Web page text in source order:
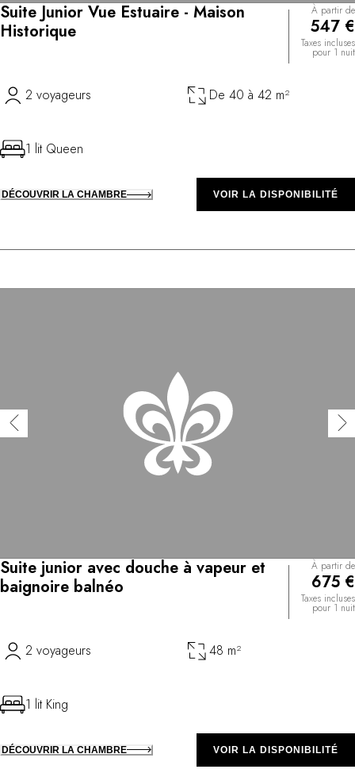
Suite Junior Vue Estuaire - Maison
Historique
À partir de
547 €
Taxes incluses
pour 1 nuit
2 voyageurs De 40 à 42 m²
1 lit Queen
DÉCOUVRIR LA CHAMBRE VOIR LA DISPONIBILITÉ
Suite junior avec douche à vapeur et
baignoire balnéo
À partir de
675 €
Taxes incluses
pour 1 nuit
2 voyageurs 48 m²
1 lit King
DÉCOUVRIR LA CHAMBRE VOIR LA DISPONIBILITÉ